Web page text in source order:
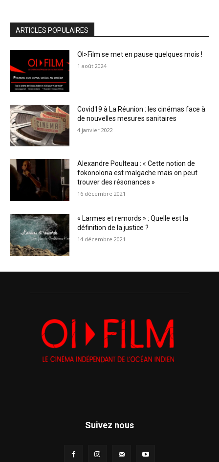
ARTICLES POPULAIRES
OI>Film se met en pause quelques mois !
1 août 2024
Covid19 à La Réunion : les cinémas face à
de nouvelles mesures sanitaires
4 janvier 2022
Alexandre Poulteau : « Cette notion de
fokonolona est malgache mais on peut
trouver des résonances »
16 décembre 2021
« Larmes et remords » : Quelle est la
définition de la justice ?
14 décembre 2021
Suivez nous